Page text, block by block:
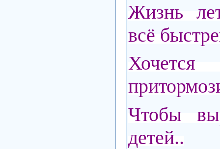
Жизнь
всё
Чтобы
детей..